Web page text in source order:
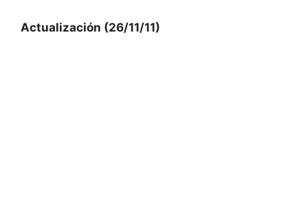
Actualización (26/11/11)